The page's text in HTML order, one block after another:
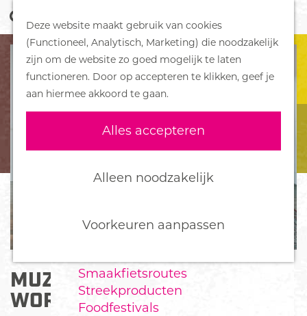
Deze website maakt gebruik van cookies
(Functioneel, Analytisch, Marketing) die noodzakelijk
zijn om de website zo goed mogelijk te laten
functioneren. Door op accepteren te klikken, geef je
aan hiermee akkoord te gaan.
Alles accepteren
Alleen noodzakelijk
Voorkeuren aanpassen
G
e
p
g
e
o
e
k
e
n
M
e
n
u
DORPEN
Bennekom
De Klomp
Deelen
Ederveen
Harskamp
Hoenderloo
Wekerom
Smaakfietsroutes
Streekproducten
Foodfestivals
MUZIEK TRIO ALL OVER THE
WORLD